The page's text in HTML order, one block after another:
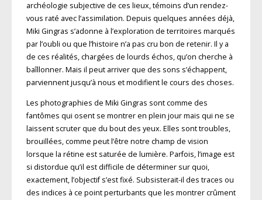
archéologie subjective de ces lieux, témoins d’un rendez-
vous raté avec l’assimilation. Depuis quelques années déjà,
Miki Gingras s’adonne à l’exploration de territoires marqués
par l’oubli ou que l’histoire n’a pas cru bon de retenir. Il y a
de ces réalités, chargées de lourds échos, qu’on cherche à
baîllonner. Mais il peut arriver que des sons s’échappent,
parviennent jusqu’à nous et modifient le cours des choses.
Les photographies de Miki Gingras sont comme des
fantômes qui osent se montrer en plein jour mais qui ne se
laissent scruter que du bout des yeux. Elles sont troubles,
brouillées, comme peut l’être notre champ de vision
lorsque la rétine est saturée de lumière. Parfois, l’image est
si distordue qu’il est difficile de déterminer sur quoi,
exactement, l’objectif s’est fixé. Subsisterait-il des traces ou
des indices à ce point perturbants que les montrer crûment